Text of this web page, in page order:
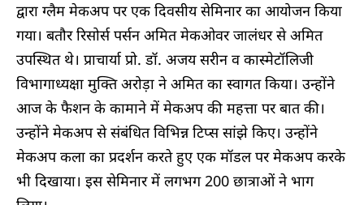
द्वारा ग्लैम मेकअप पर एक दिवसीय सेमिनार का आयोजन किया
गया। बतौर रिसोर्स पर्सन अमित मेकओवर जालंधर से अमित
उपस्थित थे। प्राचार्या प्रो. डॉ. अजय सरीन व कास्मेटॉलिजी
विभागाध्यक्षा मुक्ति अरोड़ा ने अमित का स्वागत किया। उन्होंने
आज के फैशन के कामाने में मेकअप की महत्ता पर बात की।
उन्होंने मेकअप से संबंधित विभिन्न टिप्स सांझे किए। उन्होंने
मेकअप कला का प्रदर्शन करते हुए एक मॉडल पर मेकअप करके
भी दिखाया। इस सेमिनार में लगभग 200 छात्राओं ने भाग